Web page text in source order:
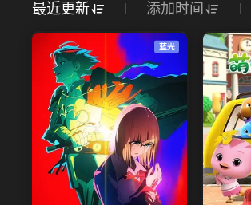
最近更新 添加时间
蓝光